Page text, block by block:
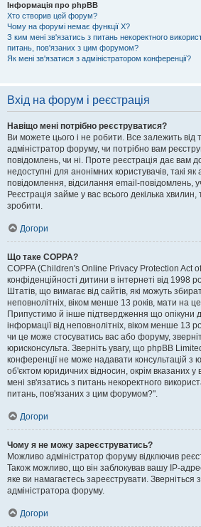
Інформація про phpBB
Хто створив цей форум?
Чому на форумі немає функції X?
З ким мені зв'язатись з питань некоректного
питань, пов'язаних з цим форумом?
Як мені зв'язатися з адміністратором конференції?
Вхід на форум і реєстрація
Навіщо мені потрібно реєструватися?
Ви можете цього і не робити. Все залежить від
адміністратор форуму, чи потрібно вам
повідомлень, чи ні. Проте реєстрація дає вам
недоступні для анонімних користувачів, такі як
повідомлення, відсилання email-повідомлень,
Реєстрація займе у вас всього декілька
зробити.
Догори
Що таке COPPA?
COPPA (Children's Online Privacy Protection Act
конфіденційності дитини в інтернеті від 1998
Штатів, що вимагає від сайтів, які можуть
неповнолітніх, віком менше 13 років, мати на
Припустимо й інше підтвердження що опікуни
інформації від неповнолітніх, віком менше 13
чи це може стосуватись вас або форуму,
юрисконсульта. Зверніть увагу, що phpBB
конференції не може надавати консультацій з
об'єктом юридичних відносин, окрім вказаних у
мені зв'язатись з питань некоректного
питань, пов'язаних з цим форумом?".
Догори
Чому я не можу зареєструватись?
Можливо адміністратор форуму відключив
Також можливо, що він заблокував вашу IP-
яке ви намагаєтесь зареєструвати.
адміністратора форуму.
Догори